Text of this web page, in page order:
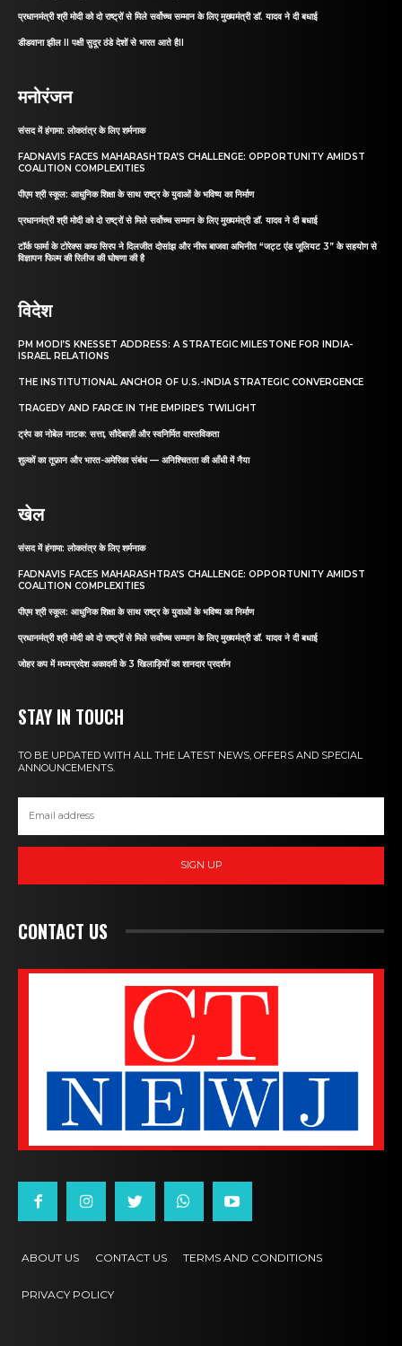
प्रधानमंत्री श्री मोदी को दो राष्ट्रों से मिले सर्वोच्च सम्मान के लिए मुख्यमंत्री डॉ. यादव ने दी बधाई
डीडवाना झील II पक्षी सुदूर ठंडे देशों से भारत आते हैII
मनोरंजन
संसद में हंगामा: लोकतंत्र के लिए शर्मनाक
FADNAVIS FACES MAHARASHTRA’S CHALLENGE: OPPORTUNITY AMIDST
COALITION COMPLEXITIES
पीएम श्री स्कूल: आधुनिक शिक्षा के साथ राष्ट्र के युवाओं के भविष्य का निर्माण
प्रधानमंत्री श्री मोदी को दो राष्ट्रों से मिले सर्वोच्च सम्मान के लिए मुख्यमंत्री डॉ. यादव ने दी बधाई
टॉर्क फार्मा के टोरेक्स कफ सिरप ने दिलजीत दोसांझ और नीरू बाजवा अभिनीत “जट्ट एंड जूलियट 3” के सहयोग से
विज्ञापन फिल्म की रिलीज की घोषणा की है
विदेश
PM MODI’S KNESSET ADDRESS: A STRATEGIC MILESTONE FOR INDIA-
ISRAEL RELATIONS
THE INSTITUTIONAL ANCHOR OF U.S.-INDIA STRATEGIC CONVERGENCE
TRAGEDY AND FARCE IN THE EMPIRE’S TWILIGHT
ट्रंप का नोबेल नाटक: सत्ता, सौदेबाज़ी और स्वनिर्मित वास्तविकता
शुल्कों का तूफ़ान और भारत-अमेरिका संबंध — अनिश्चितता की आँधी में नैया
खेल
संसद में हंगामा: लोकतंत्र के लिए शर्मनाक
FADNAVIS FACES MAHARASHTRA’S CHALLENGE: OPPORTUNITY AMIDST
COALITION COMPLEXITIES
पीएम श्री स्कूल: आधुनिक शिक्षा के साथ राष्ट्र के युवाओं के भविष्य का निर्माण
प्रधानमंत्री श्री मोदी को दो राष्ट्रों से मिले सर्वोच्च सम्मान के लिए मुख्यमंत्री डॉ. यादव ने दी बधाई
जोहर कप में मध्यप्रदेश अकादमी के 3 खिलाड़ियों का शानदार प्रदर्शन
STAY IN TOUCH
TO BE UPDATED WITH ALL THE LATEST NEWS, OFFERS AND SPECIAL
ANNOUNCEMENTS.
SIGN UP
CONTACT US
ABOUT US CONTACT US TERMS AND CONDITIONS
PRIVACY POLICY